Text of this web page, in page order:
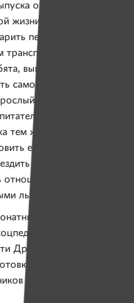
они чаще всего
жизни и не знают
пельмени и как
транспортом. Чтобы
выпускаясь
самостоятельно,
надежный
Каждый такой
тем же вещам, что
еду, как
на транспорте,
отношения с людьми, как
льготами.
воспитателей
Центра
Дружбы». В 3 квартале
патронатных
Детского дома № 5